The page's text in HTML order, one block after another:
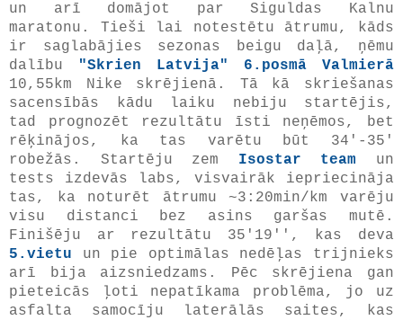
un arī domājot par Siguldas Kalnu
maratonu. Tieši lai notestētu ātrumu, kāds
ir saglabājies sezonas beigu daļā, ņēmu
dalību
"Skrien Latvija" 6.posmā Valmierā
10,55km Nike skrējienā. Tā kā skriešanas
sacensībās kādu laiku nebiju startējis,
tad prognozēt rezultātu īsti neņēmos, bet
rēķinājos, ka tas varētu būt 34'-35'
robežās. Startēju zem Isostar team un
tests izdevās labs, visvairāk iepriecināja
tas, ka noturēt ātrumu ~3:20min/km varēju
visu distanci bez asins garšas mutē.
Finišēju ar rezultātu 35'19'', kas deva
5.vietu un pie optimālas nedēļas trijnieks
arī bija aizsniedzams. Pēc skrējiena gan
pieteicās ļoti nepatīkama problēma, jo uz
asfalta samocīju laterālās saites, kas